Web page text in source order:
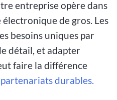
entreprise opère dans
de gros. Les
besoins uniques par
détail, et adapter
faire la différence
durables.